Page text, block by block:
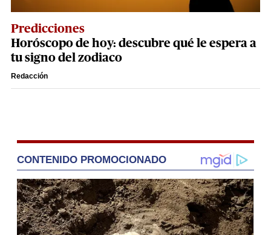
Predicciones
Horóscopo de hoy: descubre qué le espera a
tu signo del zodiaco
Redacción
CONTENIDO PROMOCIONADO